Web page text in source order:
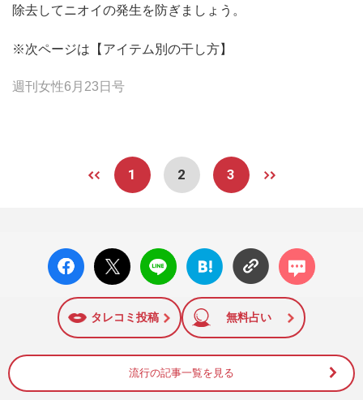
除去してニオイの発生を防ぎましょう。
※次ページは【アイテム別の干し方】
週刊女性6月23日号
1 2 3
facebo
ok い
X ポス
ト
LINE
はてな
ブック
に追加
コメン
ト
タレコミ投稿 無料占い
流行の記事一覧を見る